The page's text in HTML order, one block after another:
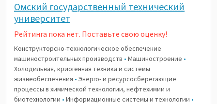
Омский государственный технический
университет
Рейтинга пока нет. Поставьте свою оценку!
Конструкторско-технологическое обеспечение
машиностроительных производств • Машиностроение •
Холодильная, криогенная техника и системы
жизнеобеспечения • Энерго- и ресурсосберегающие
процессы в химической технологии, нефтехимии и
биотехнологии • Информационные системы и технологии •